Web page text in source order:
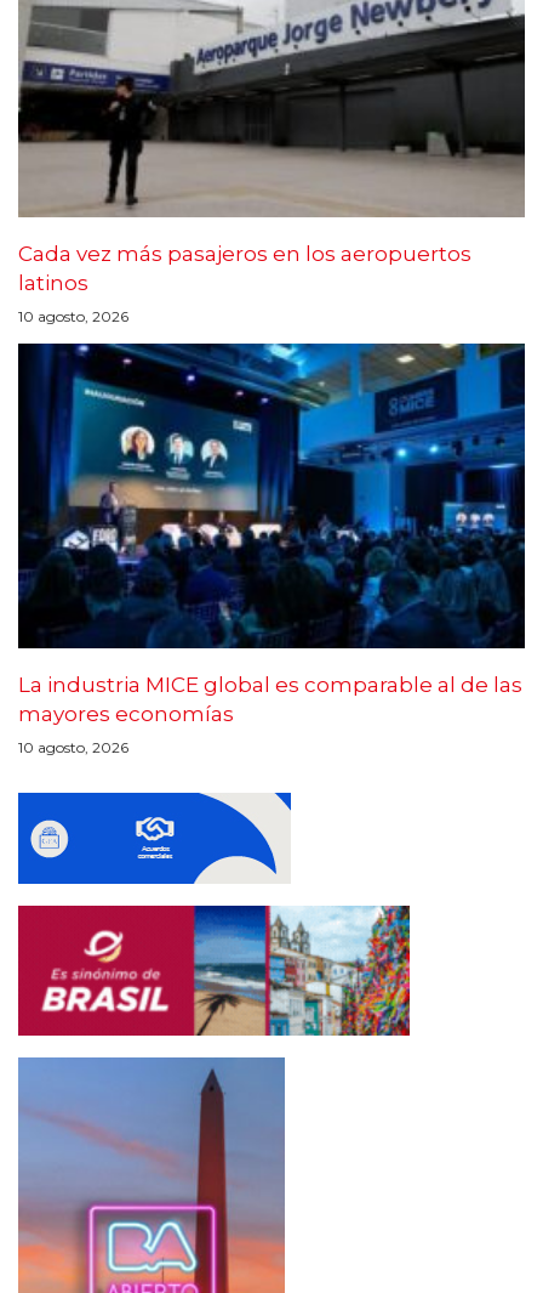
Cada vez más pasajeros en los aeropuertos
latinos
10 agosto, 2026
La industria MICE global es comparable al de las
mayores economías
10 agosto, 2026